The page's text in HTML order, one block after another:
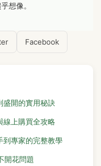
想像。
Facebook
盛開的實用秘訣
線上購買全攻略
到專家的完整教學
開花問題